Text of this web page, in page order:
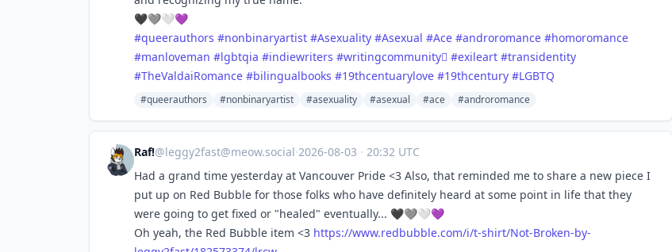
🖤🩶🤍💜
#queerauthors #nonbinaryartist #Asexuality #Asexual #Ace #androromance #homoromance
#manloveman #lgbtqia #indiewriters #writingcommunityً #exileart #transidentity
#TheValdaiRomance #bilingualbooks #19thcentuarylove #19thcentury #LGBTQ
#queerauthors #nonbinaryartist #asexuality #asexual #ace #androromance
Raf!@leggy2fast@meow.social·2026-08-03 · 20:32 UTC
Had a grand time yesterday at Vancouver Pride <3 Also, that reminded me to share a new piece I
put up on Red Bubble for those folks who have definitely heard at some point in life that they
were going to get fixed or "healed" eventually... 🖤🩶🤍💜
Oh yeah, the Red Bubble item <3 https://www.redbubble.com/i/t-shirt/Not-Broken-by-